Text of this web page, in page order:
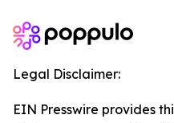
Legal Disclaimer:
EIN Presswire provides